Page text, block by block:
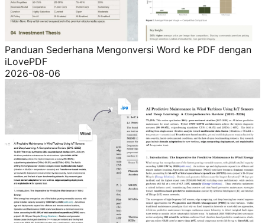
Panduan Sederhana Mengonversi Word ke PDF dengan
iLovePDF
2026-08-06